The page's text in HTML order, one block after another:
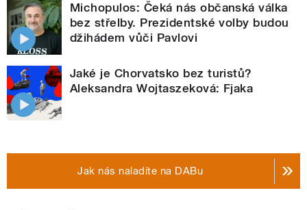
Michopulos: Čeká nás občanská válka
bez střelby. Prezidentské volby budou
džihádem vůči Pavlovi
Jaké je Chorvatsko bez turistů?
Aleksandra Wojtaszeková: Fjaka
Jak nás naladíte na DABu